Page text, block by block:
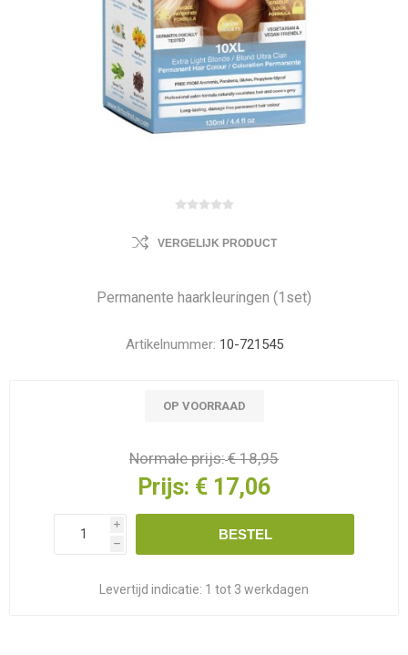
VERGELIJK PRODUCT
Permanente haarkleuringen (1set)
Artikelnummer: 10-721545
OP VOORRAAD
Normale prijs:€ 18,95
Prijs: € 17,06
i
h
BESTEL
Levertijd indicatie: 1 tot 3 werkdagen